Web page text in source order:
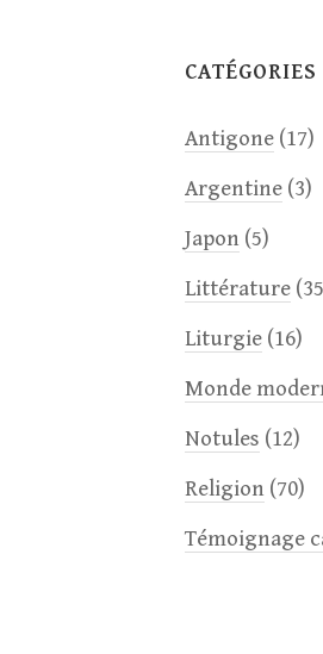
CATÉGORIES
Antigone(17)
Argentine(3)
Japon (5)
Littérature
Liturgie(16)
Monde
Notules (12)
Religion (70)
Témoignage